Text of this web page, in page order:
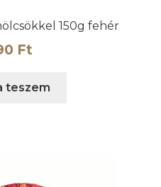
150g fehér
Ft
teszem